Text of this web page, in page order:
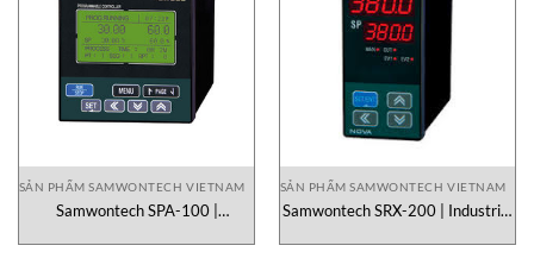
SẢN PHẨM SAMWONTECH VIETNAM
Samwontech SPA-100 |
Automation Controller
SẢN PHẨM SAMWONTECH VIETNAM
Samwontech SRX-200 | Industrial
Monitoring System